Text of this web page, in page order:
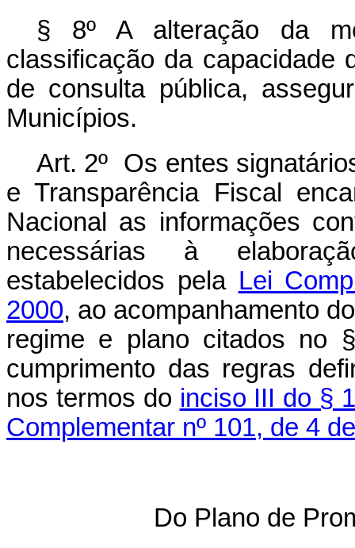
§ 8º A alteração da
classificação da capacidade
de consulta pública,
Municípios.
Art. 2º Os entes
e Transparência Fiscal
Nacional as informações
necessárias à
estabelecidos pela Lei
2000, ao acompanhamento
regime e plano citados no
cumprimento das regras
nos termos do inciso III do §
Complementar nº 101, de 4
Do Plano de